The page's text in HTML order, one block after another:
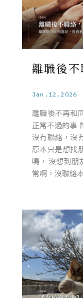
離職後
Jan.12.2026
離職後不再和
正常不過的事
沒有聯絡，沒
原本只是想找
鳴， 沒想到朋
常啊，沒聯絡